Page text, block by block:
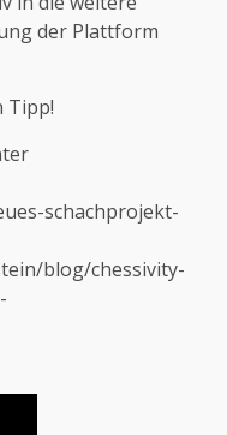
der Plattform
Tipp!
schachprojekt-
blog/chessivity-